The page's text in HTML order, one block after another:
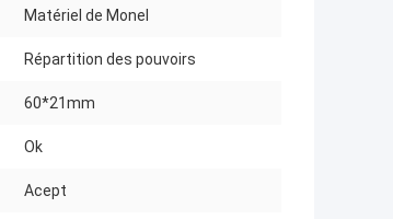
Matériel de Monel
Répartition des pouvoirs
60*21mm
Ok
Acept